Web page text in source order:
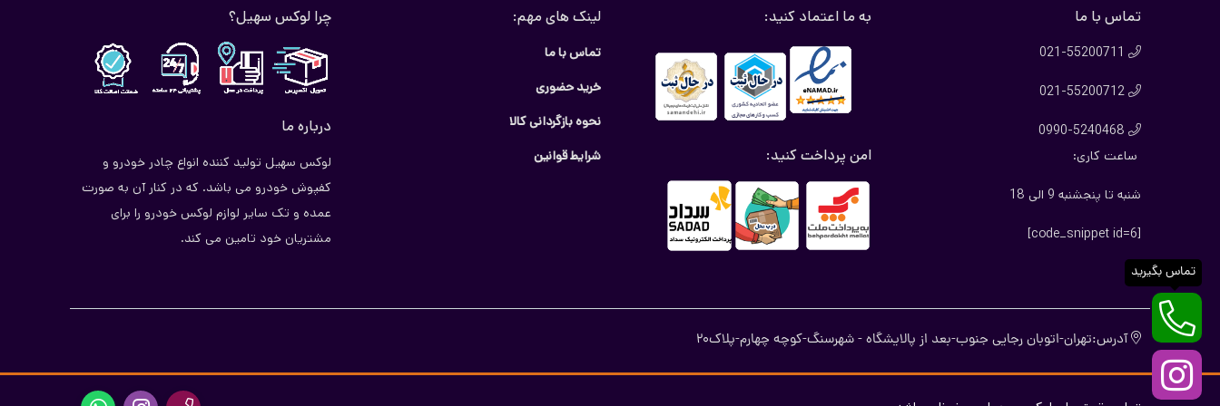
تماس با ما

021-55200711

021-55200712

0990-5240468
ساعت کاری:
شنبه تا پنجشنبه 9 الی 18
[code_snippet id=6]
به ما اعتماد کنید:
امن پرداخت کنید:
لینک های مهم:
تماس با ما
خرید حضوری
نحوه بازگردانی کالا
شرایط قوانین
چرا لوکس سهیل؟
درباره ما
لوکس سهیل تولید کننده انواع چادر خودرو و
کفپوش خودرو می باشد. که در کنار آن به صورت
عمده و تک سایر لوازم لوکس خودرو را برای
مشتریان خود تامین می کند.
آدرس:تهران-اتوبان رجایی جنوب-بعد از پالایشگاه - شهرسنگ-کوچه چهارم-پلاک20
تماس بگیرید